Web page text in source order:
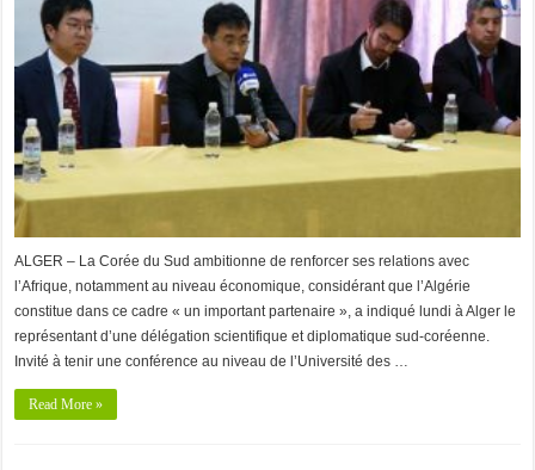
ALGER – La Corée du Sud ambitionne de renforcer ses relations avec
l’Afrique, notamment au niveau économique, considérant que l’Algérie
constitue dans ce cadre « un important partenaire », a indiqué lundi à Alger le
représentant d’une délégation scientifique et diplomatique sud-coréenne.
Invité à tenir une conférence au niveau de l’Université des …
Read More »